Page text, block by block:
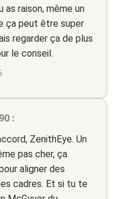
as raison, même un
ça peut être super
regarder ça de plus
le conseil.
:
ZenithEye. Un
pas cher, ça
aligner des
cadres. Et si tu te